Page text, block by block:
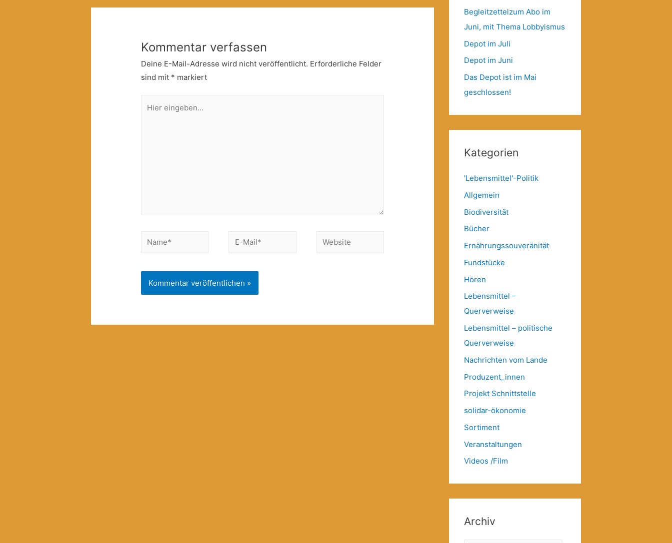
Kommentar verfassen
Deine E-Mail-Adresse wird nicht veröffentlicht. Erforderliche Felder
sind mit * markiert
eingeben…
Name*
E-
Website
Begleitzettelzum Abo im
Juni, mit Thema Lobbyismus
Depot im Juli
Depot im Juni
Das Depot ist im Mai
geschlossen!
Kategorien
'Lebensmittel'-Politik
Allgemein
Biodiversität
Bücher
Ernährungssouveränität
Fundstücke
Hören
Lebensmittel –
Querverweise
Lebensmittel – politische
Querverweise
Nachrichten vom Lande
Produzent_innen
Projekt Schnittstelle
solidar-ökonomie
Sortiment
Veranstaltungen
Videos /Film
Archiv